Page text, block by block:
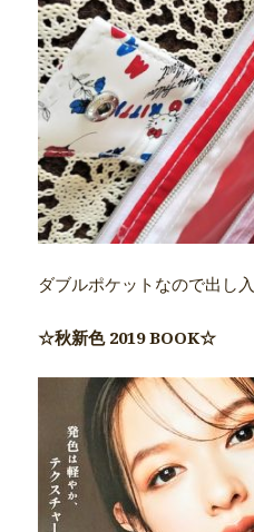
ダブルポケットなので出し
☆秋新色 2019 BOOK☆